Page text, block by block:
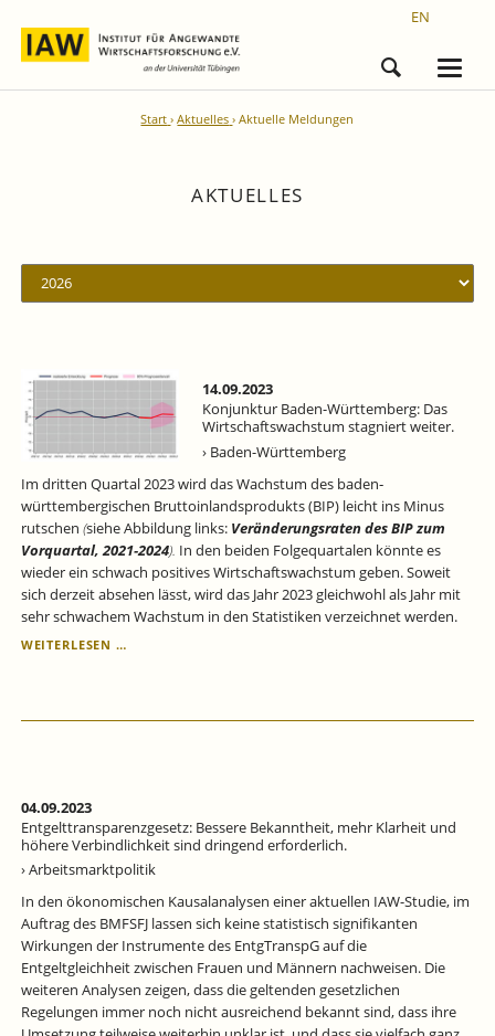
EN
Start Aktuelles Aktuelle Meldungen
AKTUELLES
14.09.2023
Konjunktur Baden-Württemberg: Das
Wirtschaftswachstum stagniert weiter.
› Baden-Württemberg
Im dritten Quartal 2023 wird das Wachstum des baden‐
württembergischen Bruttoinlandsprodukts (BIP) leicht ins Minus
rutschen (siehe Abbildung links:Veränderungsraten des BIP zum
Vorquartal, 2021‐2024). In den beiden Folgequartalen könnte es
wieder ein schwach positives Wirtschaftswachstum geben. Soweit
sich derzeit absehen lässt, wird das Jahr 2023 gleichwohl als Jahr mit
sehr schwachem Wachstum in den Statistiken verzeichnet werden.
WEITERLESEN …KONJUNKTUR
WIRTSCHAFTSWACHSTUM
04.09.2023
Entgelttransparenzgesetz: Bessere Bekanntheit, mehr Klarheit und
höhere Verbindlichkeit sind dringend erforderlich.
› Arbeitsmarktpolitik
In den ökonomischen Kausalanalysen einer aktuellen IAW-Studie, im
Auftrag des BMFSFJ lassen sich keine statistisch signifikanten
Wirkungen der Instrumente des EntgTranspG auf die
Entgeltgleichheit zwischen Frauen und Männern nachweisen. Die
weiteren Analysen zeigen, dass die geltenden gesetzlichen
Regelungen immer noch nicht ausreichend bekannt sind, dass ihre